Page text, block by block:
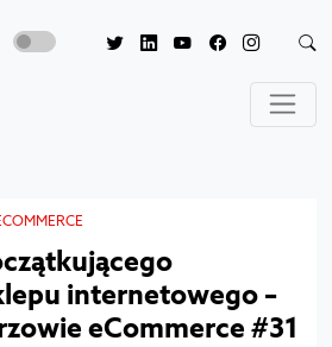
internetowego –
eCommerce #31